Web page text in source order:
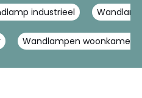
industrieel
Wandlampen woonkamer